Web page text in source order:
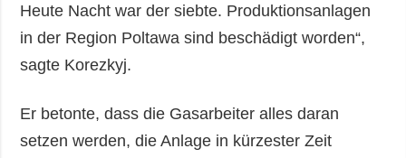
Heute Nacht war der siebte. Produktionsanlagen
in der Region Poltawa sind beschädigt worden“,
sagte Korezkyj.
Er betonte, dass die Gasarbeiter alles daran
setzen werden, die Anlage in kürzester Zeit